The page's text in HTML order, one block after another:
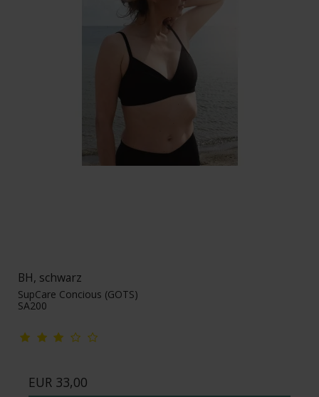
BH, schwarz
SupCare Concious (GOTS)
SA200
EUR 33,00